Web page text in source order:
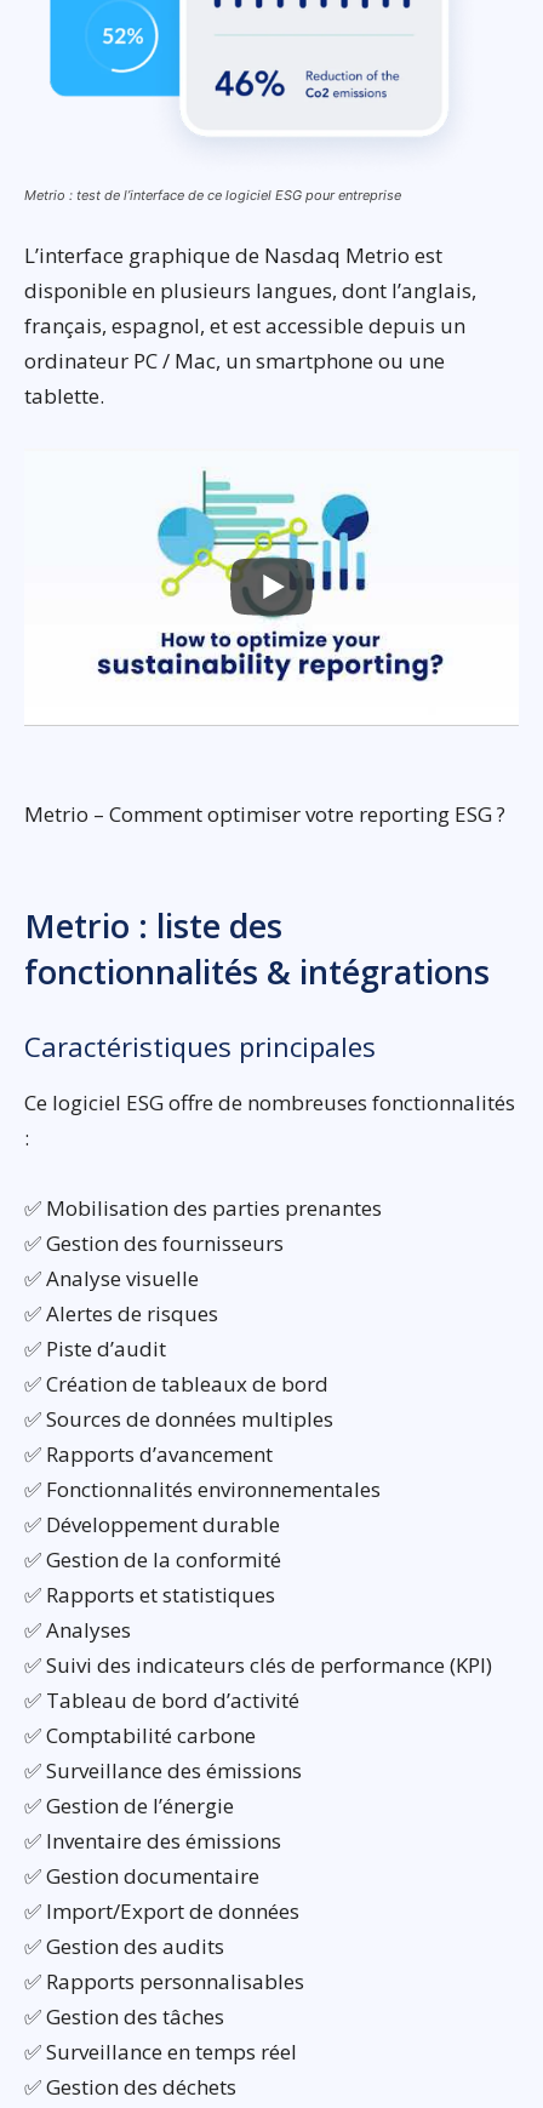
Metrio : test de l’interface de ce logiciel ESG pour entreprise
L’interface graphique de Nasdaq Metrio est
disponible en plusieurs langues, dont l’anglais,
français, espagnol, et est accessible depuis un
ordinateur PC / Mac, un smartphone ou une
tablette.
Metrio – Comment optimiser votre reporting ESG ?
Metrio : liste des
fonctionnalités & intégrations
Caractéristiques principales
Ce logiciel ESG offre de nombreuses fonctionnalités
:
✅ Mobilisation des parties prenantes
✅ Gestion des fournisseurs
✅ Analyse visuelle
✅ Alertes de risques
✅ Piste d’audit
✅ Création de tableaux de bord
✅ Sources de données multiples
✅ Rapports d’avancement
✅ Fonctionnalités environnementales
✅ Développement durable
✅ Gestion de la conformité
✅ Rapports et statistiques
✅ Analyses
✅ Suivi des indicateurs clés de performance (KPI)
✅ Tableau de bord d’activité
✅ Comptabilité carbone
✅ Surveillance des émissions
✅ Gestion de l’énergie
✅ Inventaire des émissions
✅ Gestion documentaire
✅ Import/Export de données
✅ Gestion des audits
✅ Rapports personnalisables
✅ Gestion des tâches
✅ Surveillance en temps réel
✅ Gestion des déchets